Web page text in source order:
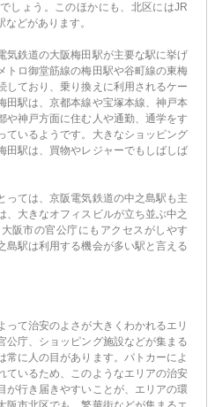
しょう。このほかにも、北区にはJR
どがあります。
気鉄道の大阪梅田駅が主要な駅に挙げ
トロ御堂筋線の梅田駅や谷町線の東梅
しており、乗り換えに利用されるケー
田駅は、京都本線や宝塚本線、神戸本
や神戸方面に住む人や通勤、通学をす
ているようです。大きなショッピング
田駅は、買物やレジャーでもしばしば
っては、京阪電気鉄道の中之島駅も主
、大きなオフィスビルが立ち並ぶ中之
阪市の官公庁にもアクセスがしやす
島駅は利用する機会が多い駅と言える
って治安のよさが大きくわかれるエリ
公庁、ショッピング施設などが集まる
常に人の目があります。パトカーによ
ているため、このようなエリアの治安
が行き届きやすいことが、エリアの環